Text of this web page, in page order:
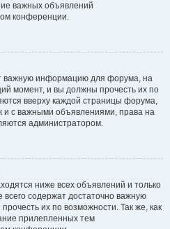
важных объявлений
конференции.
важную информацию для форума, на
момент, и вы должны прочесть их по
вверху каждой страницы форума,
и с важными объявлениями, права на
администратором.
ниже всех объявлений и только
содержат достаточно важную
их по возможности. Так же, как
прилепленных тем